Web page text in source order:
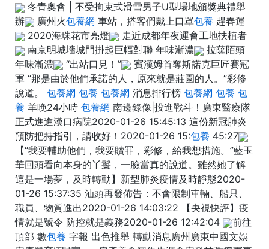
冬青奧會 | 不受拘束式滑雪男子U型場地頒獎典禮舉
辦
廣州火包養網 車站，搭客們戴上口罩包養 趕春運
2020海珠花市亮燈
走近成都年夜運會工地扶植者
南京明城墻城門掛起巨幅對聯 年味漸濃
拉薩陌頭
年味漸濃
“出站口見！”
賓漢姆首奪斯諾克巨匠賽冠
軍 “那是由於他們承諾的人，原來就是莊園的人。”彩修
說道。 包養網 包養 包養網 消息排行榜 包養網 包養 包
養 羊晚24小時 包養網 南邊錄像|投進戰斗！廣東醫療隊
正式進進漢口病院2020-01-26 15:45:13 這份新冠肺炎
預防把持指引，請收好！2020-01-26 15:包養 45:27
【“我要輔助他們，我要贖罪，彩修，給我想措施。”藍玉
華回頭看向本身的丫鬟，一臉當真的說道。雖然她了解
這是一場夢，及時轉動】新型肺炎疫情及時靜態2020-
01-26 15:37:35 汕頭再發佈告：不會限制車輛、船只、
職員、物質進出2020-01-26 14:03:22 【央視快評】疫
情就是號令 防控就是義務2020-01-26 12:42:04
前往
頂部 數包養 字報 出色推舉 轉動消息廣州廣東中國文娛